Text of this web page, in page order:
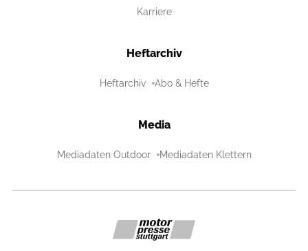
Karriere
Heftarchiv
Heftarchiv Abo & Hefte
Media
Mediadaten Outdoor Mediadaten Klettern